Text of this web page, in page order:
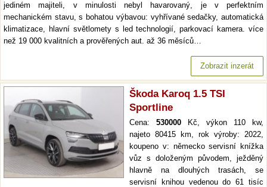
jediném majiteli, v minulosti nebyl havarovaný, je v perfektním
mechanickém stavu, s bohatou výbavou: vyhřívané sedačky, automatická
klimatizace, hlavní světlomety s led technologií, parkovací kamera. více
než 19 000 kvalitních a prověřených aut. až 36 měsíců…
Zobrazit inzerát
Škoda Karoq 1.5 TSI
Sportline
Cena: 530000 Kč, výkon 110 kw,
najeto 80415 km, rok výroby: 2022,
koupeno v: německo servisní knížka
vůz s doloženým původem, ježděný
hlavně na dlouhých trasách, se
servisní knihou vedenou do 61 tisíc